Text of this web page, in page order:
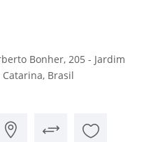
Bonher, 205 - Jardim
Brasil